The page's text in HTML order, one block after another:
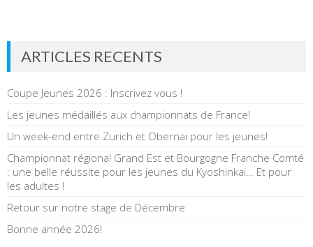
ARTICLES RECENTS
Coupe Jeunes 2026 : Inscrivez vous !
Les jeunes médaillés aux championnats de France!
Un week-end entre Zurich et Obernai pour les jeunes!
Championnat régional Grand Est et Bourgogne Franche Comté
: une belle réussite pour les jeunes du Kyoshinkai… Et pour
les adultes !
Retour sur notre stage de Décembre
Bonne année 2026!